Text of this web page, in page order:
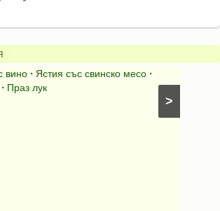
>
вино ⋅ Ястия със свинско месо ⋅
⋅ Праз лук
с
яйца